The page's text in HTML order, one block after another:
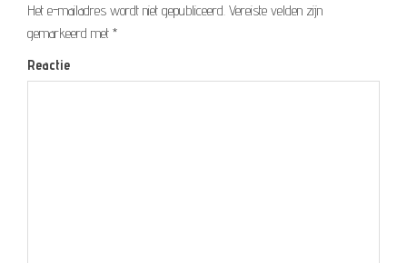
Het e-mailadres wordt niet gepubliceerd. Vereiste velden zijn
gemarkeerd met *
Reactie